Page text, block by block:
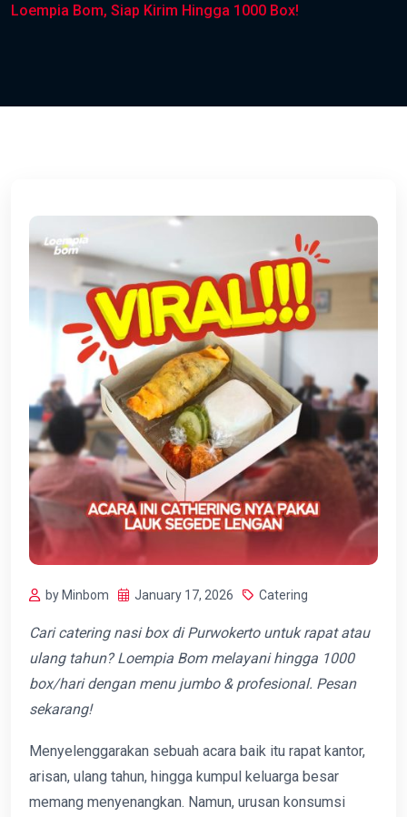
Loempia Bom, Siap Kirim Hingga 1000 Box!
by Minbom January 17, 2026 Catering
Cari catering nasi box di Purwokerto untuk rapat atau
ulang tahun? Loempia Bom melayani hingga 1000
box/hari dengan menu jumbo & profesional. Pesan
sekarang!
Menyelenggarakan sebuah acara baik itu rapat kantor,
arisan, ulang tahun, hingga kumpul keluarga besar
memang menyenangkan. Namun, urusan konsumsi